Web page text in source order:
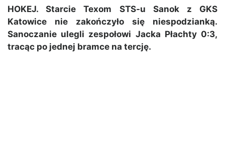
HOKEJ. Starcie Texom STS-u Sanok z GKS
Katowice nie zakończyło się niespodzianką.
Sanoczanie ulegli zespołowi Jacka Płachty 0:3,
tracąc po jednej bramce na tercję.